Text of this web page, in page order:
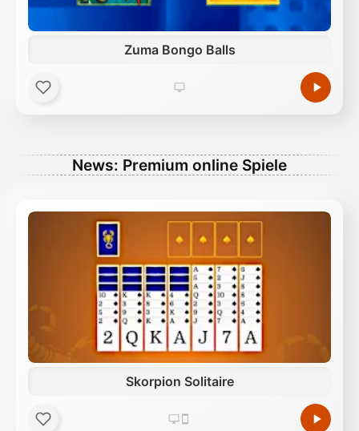
Zuma Bongo Balls
News: Premium online Spiele
Skorpion Solitaire